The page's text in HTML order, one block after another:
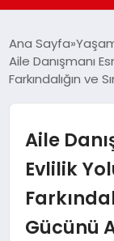
GÜNDEM
EKONOMI
Ana Sayfa
Aile Danışmanı
Farkındalığın ve
Aile
Evlilik
Gücünü